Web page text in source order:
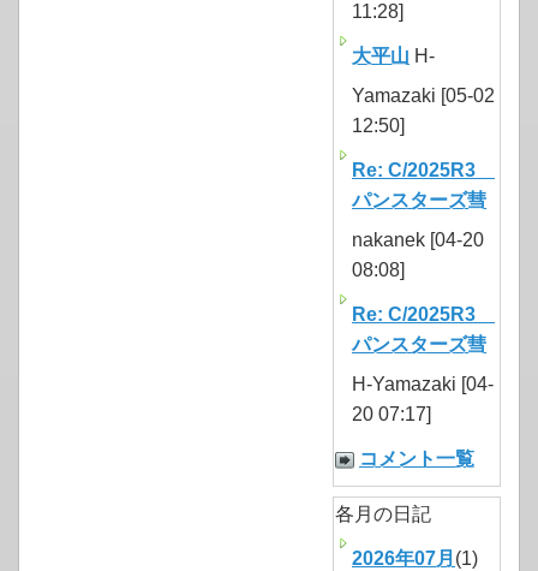
11:28]
大平山 H-
Yamazaki [05-02
12:50]
Re: C/2025R3
パンスターズ彗
nakanek [04-20
08:08]
Re: C/2025R3
パンスターズ彗
H-Yamazaki [04-
20 07:17]
コメント一覧
各月の日記
2026年07月 (1)